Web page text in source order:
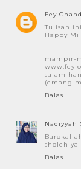
Fey
Tulisan
Happy
salam
(emang
Balas
Naqiyyah
sholeh ya
Balas